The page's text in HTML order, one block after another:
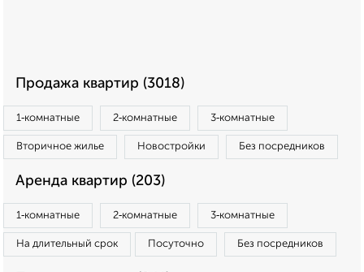
Продажа квартир (3018)
1‑комнатные 2‑комнатные 3‑комнатные
Вторичное жилье Новостройки Без посредников
Аренда квартир (203)
1‑комнатные 2‑комнатные 3‑комнатные
На длительный срок Посуточно Без посредников